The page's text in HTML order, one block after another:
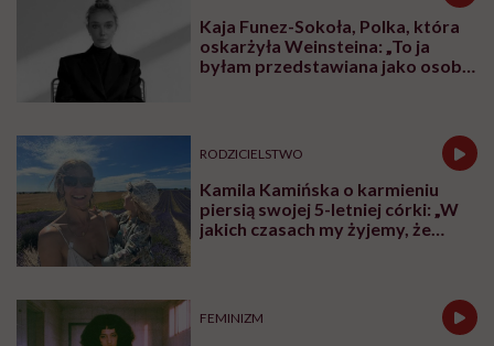
Kaja Funez-Sokoła, Polka, która
oskarżyła Weinsteina: „To ja
byłam przedstawiana jako osoba,
RODZICIELSTWO
Kamila Kamińska o karmieniu
piersią swojej 5-letniej córki: „W
jakich czasach my żyjemy, że
FEMINIZM